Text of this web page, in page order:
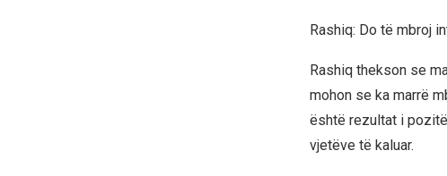
Rashiq: Do të mbroj
Rashiq thekson se
mohon se ka marrë
është rezultat i
vjetëve të kaluar.